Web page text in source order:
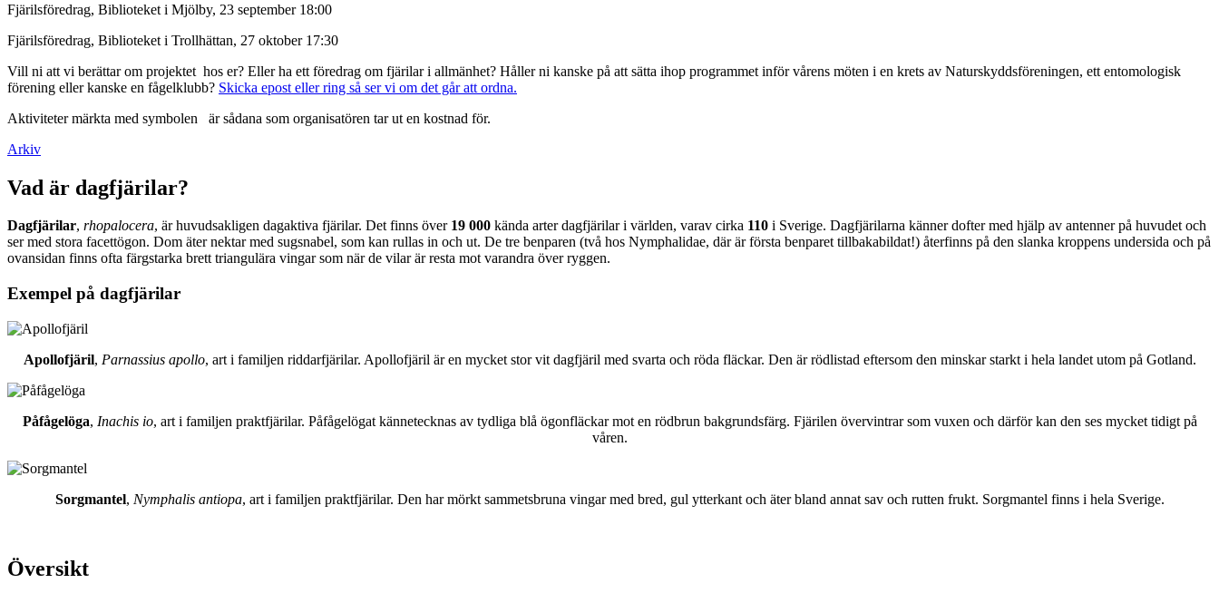
Fjärilsföredrag, Biblioteket i Mjölby, 23 september 18:00
Fjärilsföredrag, Biblioteket i Trollhättan, 27 oktober 17:30
Vill ni att vi berättar om projektet hos er? Eller ha ett föredrag om fjärilar i allmänhet? Håller ni kanske på att sätta ihop programmet inför vårens möten i en krets av Naturskyddsföreningen, ett entomologisk
förening eller kanske en fågelklubb? Skicka epost eller ring så ser vi om det går att ordna.
Aktiviteter märkta med symbolen
är sådana som organisatören tar ut en kostnad för.
Arkiv
Vad är dagfjärilar?
Dagfjärilar, rhopalocera, är huvudsakligen dagaktiva fjärilar. Det finns över 19 000 kända arter dagfjärilar i världen, varav cirka 110 i Sverige. Dagfjärilarna känner dofter med hjälp av antenner på huvudet och
ser med stora facettögon. Dom äter nektar med sugsnabel, som kan rullas in och ut. De tre benparen (två hos Nymphalidae, där är första benparet tillbakabildat!) återfinns på den slanka kroppens undersida och på
ovansidan finns ofta färgstarka brett triangulära vingar som när de vilar är resta mot varandra över ryggen.
Exempel på dagfjärilar
Apollofjäril, Parnassius apollo, art i familjen riddarfjärilar. Apollofjäril är en mycket stor vit dagfjäril med svarta och röda fläckar. Den är rödlistad eftersom den minskar starkt i hela landet utom på Gotland.
Påfågelöga, Inachis io, art i familjen praktfjärilar. Påfågelögat kännetecknas av tydliga blå ögonfläckar mot en rödbrun bakgrundsfärg. Fjärilen övervintrar som vuxen och därför kan den ses mycket tidigt på
våren.
Sorgmantel, Nymphalis antiopa, art i familjen praktfjärilar. Den har mörkt sammetsbruna vingar med bred, gul ytterkant och äter bland annat sav och rutten frukt. Sorgmantel finns i hela Sverige.
Översikt